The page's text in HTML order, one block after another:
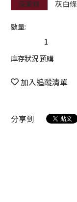
深紫條
灰白條
數量:
庫存狀況 預購
加入追蹤清單
分享到